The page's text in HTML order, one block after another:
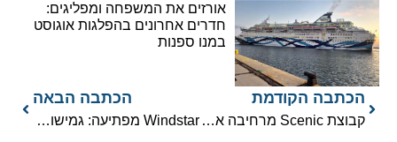
אורזים את המשפחה ומפליגים:
חדרים אחרונים בהפלגות אוגוסט
במנו ספנות
הכתבה הקודמת
קבוצת Scenic מרחיבה את חווית היוקרה: הצצה להפלגת הנשיא 2027
הכתבה הבאה
Windstar מפתיעה: גמישות חסרת תקדים – ביטול עד שבוע לפני ההפלגה